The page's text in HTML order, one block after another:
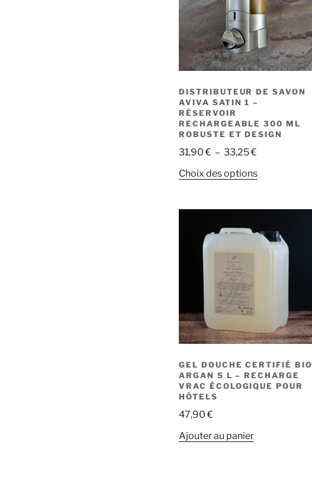
DISTRIBUTEUR DE SAVON
AVIVA SATIN 1 –
RÉSERVOIR
RECHARGEABLE 300 ML
ROBUSTE ET DESIGN
31,90€ – 33,25€
prix :
à
Choix des optionsCe
variations.
Les
page
produit
GEL DOUCHE CERTIFIÉ BIO
ARGAN 5 L – RECHARGE
VRAC ÉCOLOGIQUE POUR
HÔTELS
47,90€
Ajouter au panier